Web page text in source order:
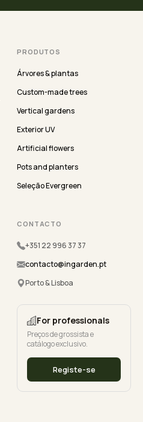
PRODUTOS
Árvores & plantas
Custom-made trees
Vertical gardens
Exterior UV
Artificial flowers
Pots and planters
Seleção Evergreen
CONTACTO
+351 22 996 37 37
contacto@ingarden.pt
Porto & Lisboa
For professionals
Preços de grossista e
catálogo exclusivo.
Registe-se